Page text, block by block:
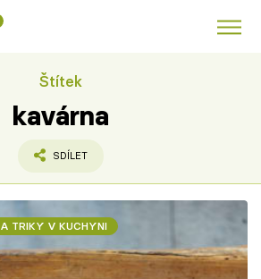
k večeři
Čokoláda
Štítek
kavárna
SDÍLET
TRIKY V KUCHYNI